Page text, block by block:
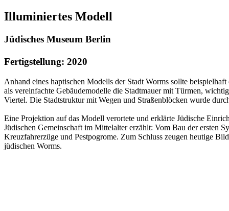
Illuminiertes Modell
Jüdisches Museum Berlin
Fertigstellung: 2020
Anhand eines haptischen Modells der Stadt Worms sollte
als vereinfachte Gebäudemodelle die Stadtmauer mit Türmen,
Viertel. Die Stadtstruktur mit Wegen und Straßenblöcken wurde
Eine Projektion auf das Modell verortete und erklärte Jüdische
Jüdischen Gemeinschaft im Mittelalter erzählt: Vom Bau der ersten
Kreuzfahrerzüge und Pestpogrome. Zum Schluss zeugen heutige
jüdischen Worms.